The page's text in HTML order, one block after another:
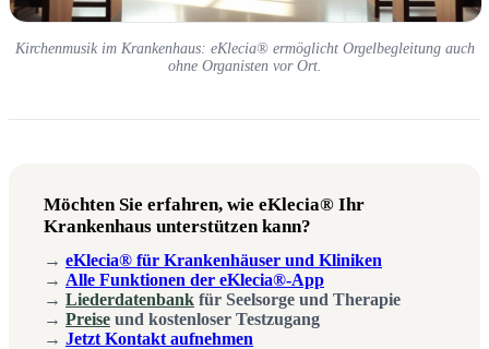
Kirchenmusik im Krankenhaus: eKlecia® ermöglicht Orgelbegleitung auch
ohne Organisten vor Ort.
Möchten Sie erfahren, wie eKlecia® Ihr
Krankenhaus unterstützen kann?
→ eKlecia® für Krankenhäuser und Kliniken
→ Alle Funktionen der eKlecia®-App
→ Liederdatenbank für Seelsorge und Therapie
→ Preise und kostenloser Testzugang
→ Jetzt Kontakt aufnehmen